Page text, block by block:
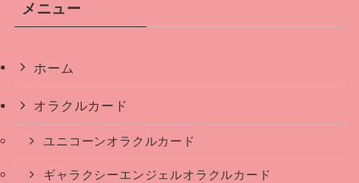
メニュー
ホーム
オラクルカード
ユニコーンオラクルカード
ギャラクシーエンジェルオラクルカード